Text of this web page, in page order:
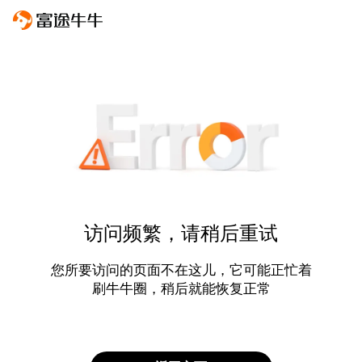
访问频繁，请稍后重试
您所要访问的页面不在这儿，它可能正忙着
刷牛牛圈，稍后就能恢复正常